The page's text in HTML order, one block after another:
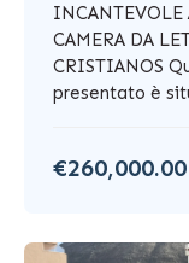
INCANTEVOLE
CAMERA DA
CRISTIANOS
presentato è
€260,000.00